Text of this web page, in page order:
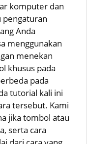
komputer dan
pengaturan
Anda
menggunakan
menekan
khusus pada
pada
tutorial kali ini
tersebut. Kami
jika tombol atau
serta cara